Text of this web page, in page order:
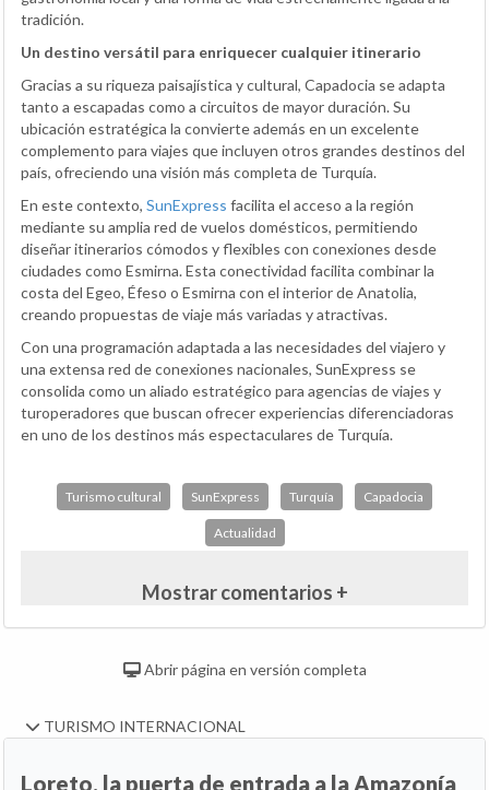
tradición.
Un destino versátil para enriquecer cualquier itinerario
Gracias a su riqueza paisajística y cultural, Capadocia se adapta
tanto a escapadas como a circuitos de mayor duración. Su
ubicación estratégica la convierte además en un excelente
complemento para viajes que incluyen otros grandes destinos del
país, ofreciendo una visión más completa de Turquía.
En este contexto, SunExpress facilita el acceso a la región
mediante su amplia red de vuelos domésticos, permitiendo
diseñar itinerarios cómodos y flexibles con conexiones desde
ciudades como Esmirna. Esta conectividad facilita combinar la
costa del Egeo, Éfeso o Esmirna con el interior de Anatolia,
creando propuestas de viaje más variadas y atractivas.
Con una programación adaptada a las necesidades del viajero y
una extensa red de conexiones nacionales, SunExpress se
consolida como un aliado estratégico para agencias de viajes y
turoperadores que buscan ofrecer experiencias diferenciadoras
en uno de los destinos más espectaculares de Turquía.
Turismo cultural SunExpress Turquía Capadocia
Actualidad
Mostrar comentarios +
Abrir página en versión completa
TURISMO INTERNACIONAL
Loreto, la puerta de entrada a la Amazonía